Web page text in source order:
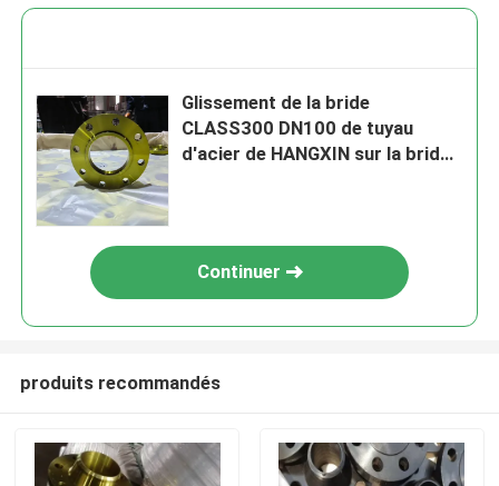
Glissement de la bride
CLASS300 DN100 de tuyau
d'acier de HANGXIN sur la bride
Continuer
produits recommandés